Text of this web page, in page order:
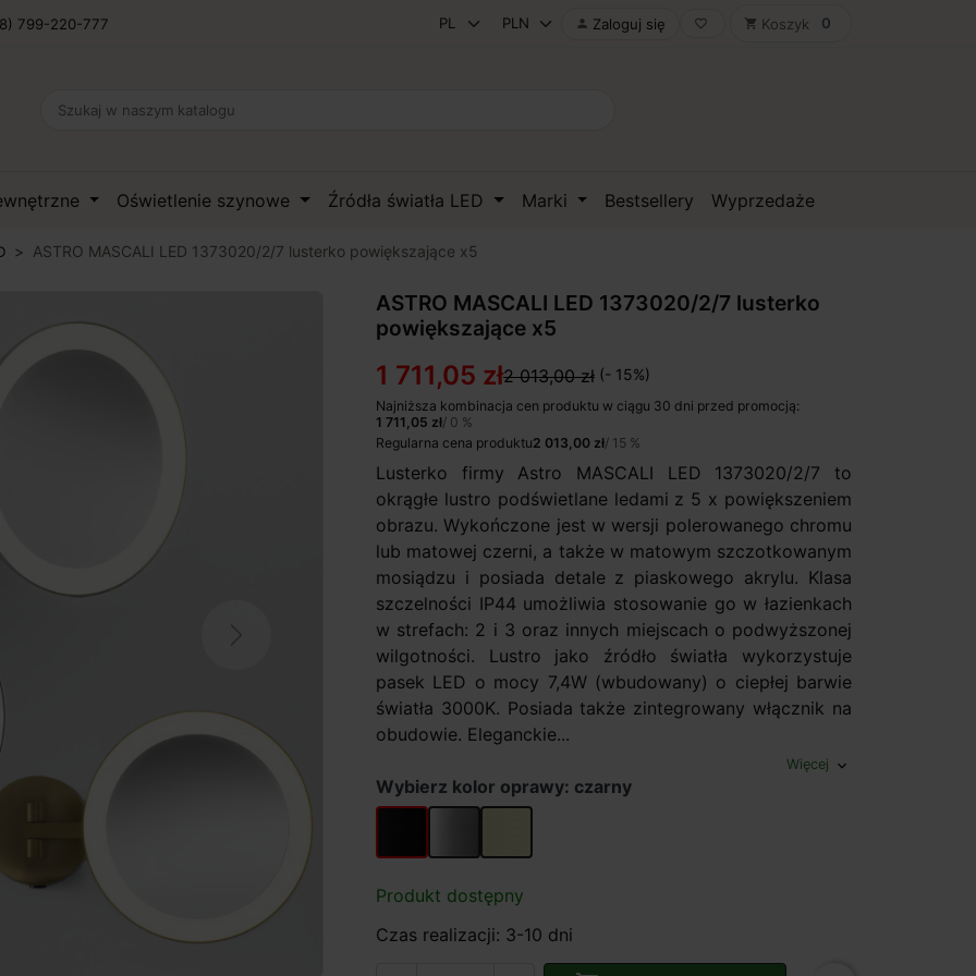
799-220-777  Zaloguj się favorite_border shopping_cart Koszyk 0
Oświetlenie szynowe Źródła światła LED Marki Bestsellery Wyprzedaże
ASTRO MASCALI LED 1373020/2/7 lusterko powiększające x5
ASTRO MASCALI LED 1373020/2/7 lusterko
powiększające x5
1 711,05 zł2 013,00 zł (- 15%)
Najniższa kombinacja cen produktu w ciągu 30 dni przed promocją:
1 711,05 zł/ 0 %
Regularna cena produktu2 013,00 zł/ 15 %
Lusterko firmy Astro MASCALI LED 1373020/2/7 to
okrągłe lustro podświetlane ledami z 5 x powiększeniem
obrazu. Wykończone jest w wersji polerowanego chromu
lub matowej czerni, a także w matowym szczotkowanym
mosiądzu i posiada detale z piaskowego akrylu. Klasa
szczelności IP44 umożliwia stosowanie go w łazienkach
w strefach: 2 i 3 oraz innych miejscach o podwyższonej
wilgotności. Lustro jako źródło światła wykorzystuje
pasek LED o mocy 7,4W (wbudowany) o ciepłej barwie
światła 3000K. Posiada także zintegrowany włącznik na
obudowie. Eleganckie...
Więcej expand_more
Wybierz kolor oprawy: czarny
czarnychrommosiądz
Produkt dostępny
Czas realizacji: 3-10 dni